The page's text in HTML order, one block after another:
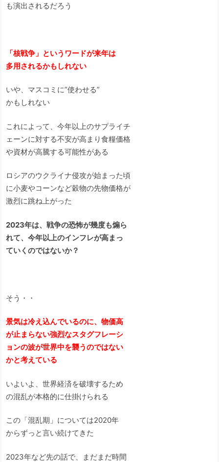
も演出されるだろう
「核戦争」というワードが来年は
多用されるかもしれない
いや、マスコミに”使わせる”
かもしれない
これによって、今年以上のサプライチ
ェーンに対する不安が高まり食糧価格
や資材が高騰する可能性がある
ロシアのウクライナ侵攻が始まった頃
に小麦やコーンなど穀物の先物価格が
激烈に跳ね上がった
2023年は、戦争の恐怖が幾度も煽ら
れて、今年以上のインフレが高まっ
ていくのではないか？
そう・・
景気は冷え込んでいるのに、物価高
が止まらない強烈なスタグフレーシ
ョンの波が世界中を襲うのではない
かと考えている
いよいよ、世界経済を破壊するため
の混乱が本格的に仕掛けられる
この「混乱期」については2020年
からずっと言い続けてきた
2023年など先の話で、まだまだ時間